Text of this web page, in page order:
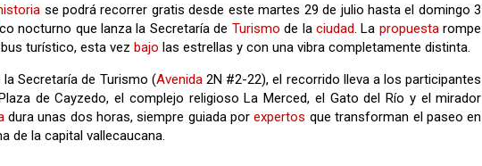
se podrá recorrer gratis desde este martes 29 de julio hasta el domingo 3
nocturno que lanza la Secretaría de Turismo de laciudad. La propuestarompe
turístico, esta vez bajo las estrellas y con una vibra completamente distinta.
Secretaría de Turismo (Avenida2N #2-22), el recorrido lleva a los participantes
de Cayzedo, el complejo religioso La Merced, el Gato del Río y el mirador
dura unas dos horas, siempre guiada porexpertos que transforman el paseo en
de la capital vallecaucana.